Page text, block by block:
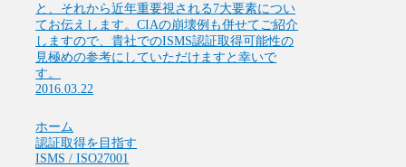
と、それから近年重要視される7大要素につい
てお伝えします。CIAの崩壊例も併せてご紹介
しますので、貴社でのISMS認証取得可能性の
見極めの参考にしていただけますと幸いで
す。
2016.03.22
ホーム
認証取得を目指す
ISMS / ISO27001